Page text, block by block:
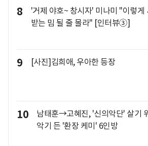
8
'거제 야호~ 창시자' 미나미 "이렇게
받는 밈 될 줄 몰라" [인터뷰③]
9 [사진]김희애, 우아한 등장
10
남태훈→고혜진, '신의악단' 살기
악기 든 '환장 케미' 6인방